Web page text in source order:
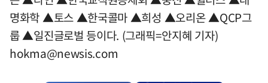
명화학 ▲토스 ▲한국콜마 ▲희성 ▲오리온 ▲QCP그
룹 ▲일진글로벌 등이다. (그래픽=안지혜 기자)
hokma@newsis.com